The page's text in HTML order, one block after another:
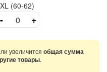
(60-62)
- +
увеличится общая сумма
товары.